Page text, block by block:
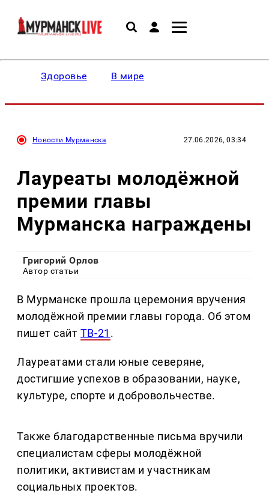
Здоровье В мире
Новости Мурманска 27.06.2026, 03:34
Лауреаты молодёжной
премии главы
Мурманска награждены
Григорий Орлов
Автор статьи
В Мурманске прошла церемония вручения
молодёжной премии главы города. Об этом
пишет сайт ТВ-21 .
Лауреатами стали юные северяне,
достигшие успехов в образовании, науке,
культуре, спорте и добровольчестве.
Также благодарственные письма вручили
специалистам сферы молодёжной
политики, активистам и участникам
социальных проектов.